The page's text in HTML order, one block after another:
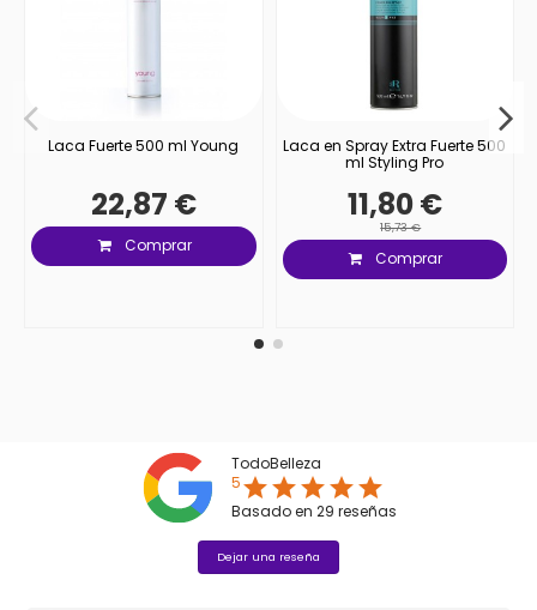
Laca Fuerte 500 ml Young
22,87 €
Comprar
Laca en Spray Extra Fuerte 500
ml Styling Pro
11,80 €
15,73 €
Comprar
TodoBelleza
5starstarstarstarstar
Basado en 29 reseñas
Dejar una reseña